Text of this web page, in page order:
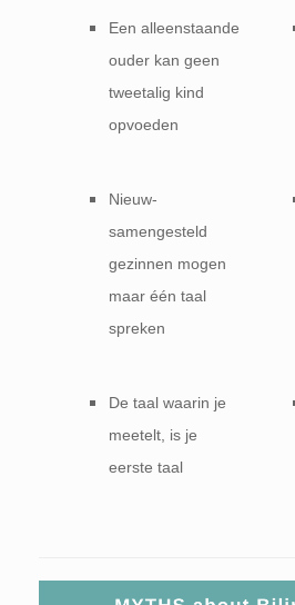
Een alleenstaande
ouder kan geen
tweetalig kind
opvoeden
Nieuw-
samengesteld
gezinnen mogen
maar één taal
spreken
De taal waarin je
meetelt, is je
eerste taal